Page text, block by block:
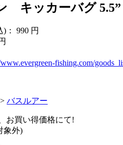
キッカーバグ 5.5”
)： 990 円
fishing.com/
> バスルアー
お買い得価格にて!
象外)